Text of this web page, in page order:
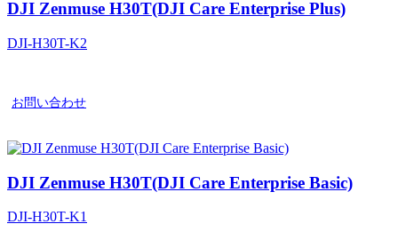
DJI Zenmuse H30T(DJI Care Enterprise Plus)
DJI-H30T-K2
お問い合わせ
DJI Zenmuse H30T(DJI Care Enterprise Basic)
DJI-H30T-K1